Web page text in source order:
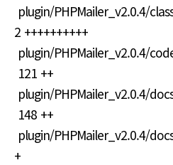
plugin/
2 ++++++++++
plugin/
121 ++
plugin/
148 ++
plugin/
+